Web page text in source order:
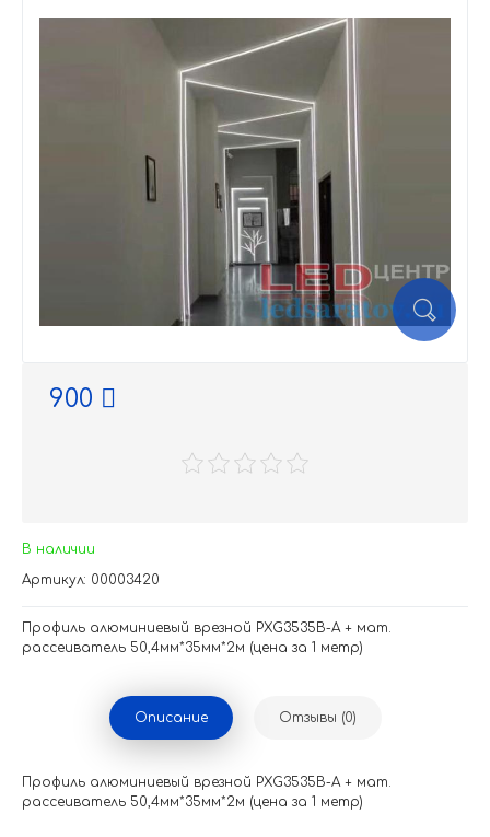
900
В наличии
Артикул: 00003420
Профиль алюминиевый врезной PXG3535B-A + мат.
рассеиватель 50,4мм*35мм*2м (цена за 1 метр)
Описание Отзывы (0)
Профиль алюминиевый врезной PXG3535B-A + мат.
рассеиватель 50,4мм*35мм*2м (цена за 1 метр)